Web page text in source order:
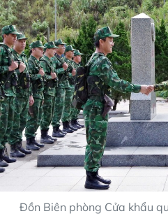
Đồn Biên phòng Cửa khẩu